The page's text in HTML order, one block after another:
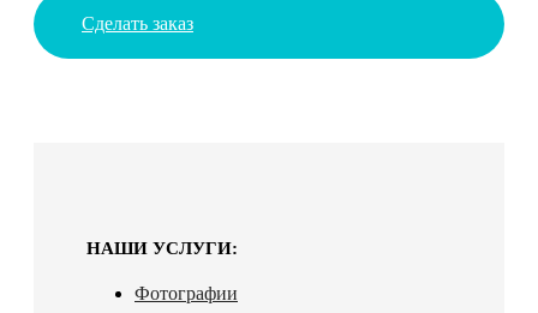
Сделать заказ
НАШИ УСЛУГИ:
Фотографии